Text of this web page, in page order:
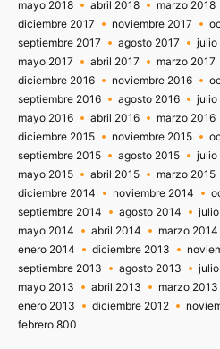
mayo 2018
abril 2018 marzo 2018
diciembre 2017
noviembre 2017
septiembre 2017
agosto 2017 julio
mayo 2017
abril 2017 marzo 2017
diciembre 2016
noviembre 2016
septiembre 2016
agosto 2016 julio
mayo 2016
abril 2016 marzo 2016
diciembre 2015
noviembre 2015
septiembre 2015
agosto 2015 julio
mayo 2015
abril 2015 marzo 2015
diciembre 2014
noviembre 2014
septiembre 2014
agosto 2014
mayo 2014
abril 2014 marzo 2014
enero 2014
diciembre 2013
septiembre 2013
agosto 2013
mayo 2013
abril 2013 marzo 2013
enero 2013
diciembre 2012
febrero 800